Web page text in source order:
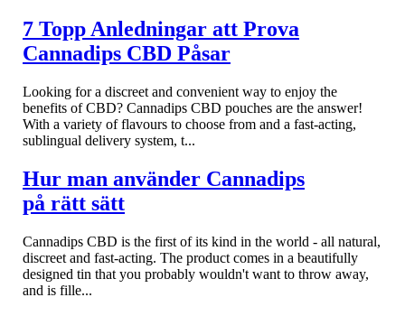
7 Topp Anledningar att Prova
Cannadips CBD Påsar
Looking for a discreet and convenient way to enjoy the
benefits of CBD? Cannadips CBD pouches are the answer!
With a variety of flavours to choose from and a fast-acting,
sublingual delivery system, t...
Hur man använder Cannadips
på rätt sätt
Cannadips CBD is the first of its kind in the world - all natural,
discreet and fast-acting. The product comes in a beautifully
designed tin that you probably wouldn't want to throw away,
and is fille...